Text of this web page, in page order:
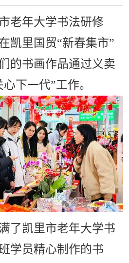
老年大学书法研修
凯里国贸“新春集市”
的书画作品通过义卖
下一代”工作。
了凯里市老年大学书
学员精心制作的书